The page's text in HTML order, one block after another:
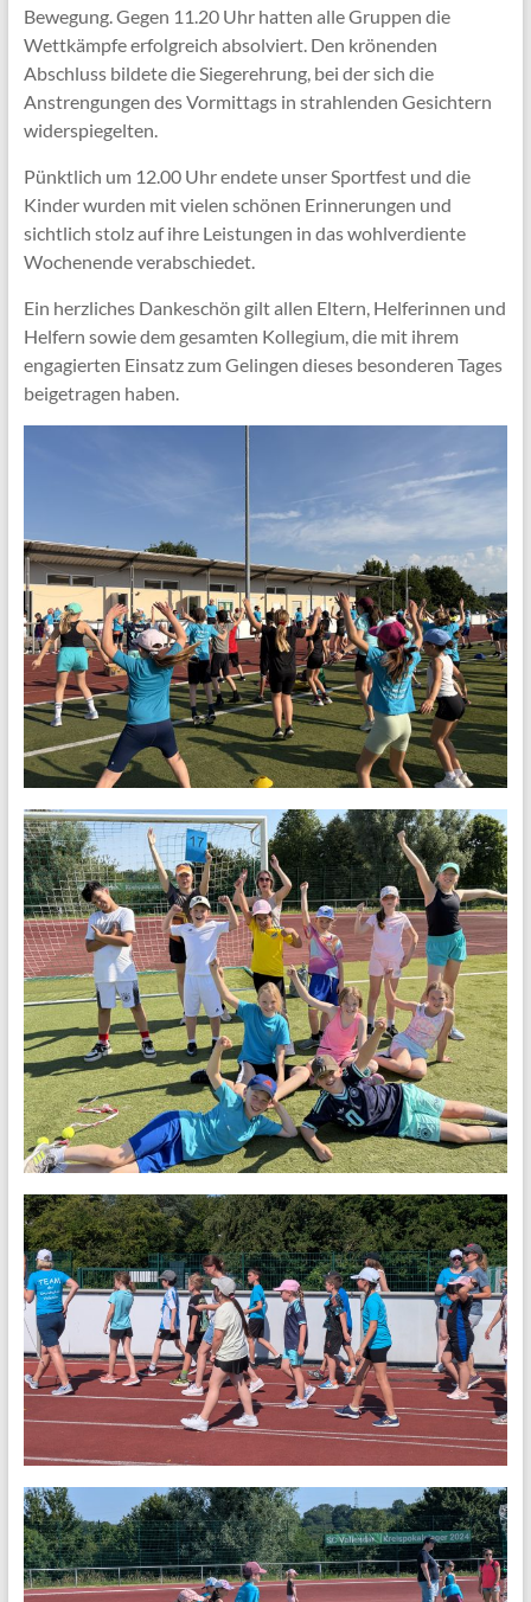
Bewegung. Gegen 11.20 Uhr hatten alle Gruppen die
Wettkämpfe erfolgreich absolviert. Den krönenden
Abschluss bildete die Siegerehrung, bei der sich die
Anstrengungen des Vormittags in strahlenden Gesichtern
widerspiegelten.
Pünktlich um 12.00 Uhr endete unser Sportfest und die
Kinder wurden mit vielen schönen Erinnerungen und
sichtlich stolz auf ihre Leistungen in das wohlverdiente
Wochenende verabschiedet.
Ein herzliches Dankeschön gilt allen Eltern, Helferinnen und
Helfern sowie dem gesamten Kollegium, die mit ihrem
engagierten Einsatz zum Gelingen dieses besonderen Tages
beigetragen haben.